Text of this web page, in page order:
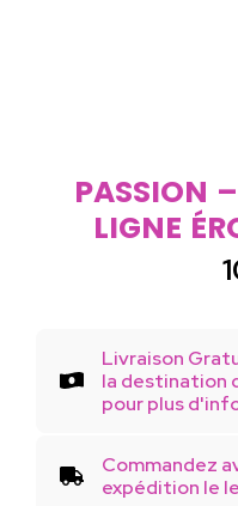
PASSION
LIGNE
Livraison
la destination
pour plus
Commandez
expédition le